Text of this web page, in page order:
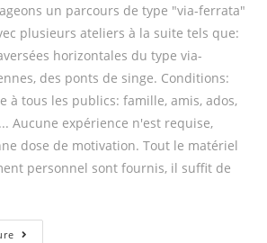
un parcours de type "via-ferrata"
plusieurs ateliers à la suite tels que:
horizontales du type via-
des ponts de singe. Conditions:
à tous les publics: famille, amis, ados,
Aucune expérience n'est requise,
dose de motivation. Tout le matériel
personnel sont fournis, il suffit de